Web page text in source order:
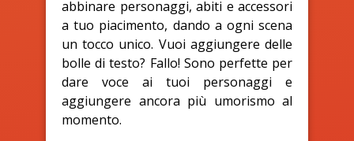
abbinare personaggi, abiti e accessori
a tuo piacimento, dando a ogni scena
un tocco unico. Vuoi aggiungere delle
bolle di testo? Fallo! Sono perfette per
dare voce ai tuoi personaggi e
aggiungere ancora più umorismo al
momento.